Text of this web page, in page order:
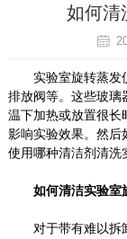
如何清
实验室旋转蒸发仪
排放阀等。这些玻璃
温下加热或放置很长
影响实验效果。然后
使用哪种清洁剂清洗
如何清洁实验室
对于带有难以拆卸